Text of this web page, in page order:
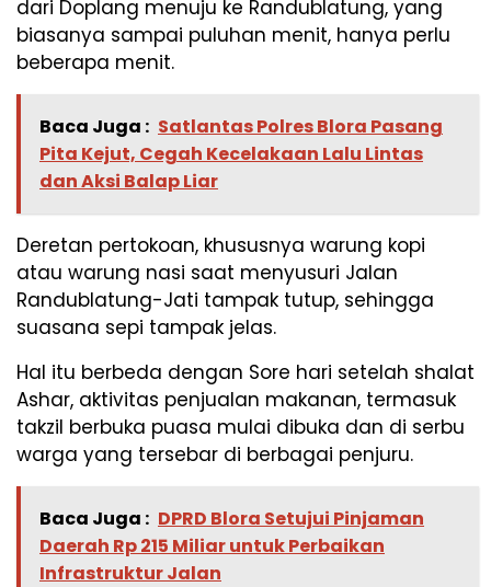
dari Doplang menuju ke Randublatung, yang
biasanya sampai puluhan menit, hanya perlu
beberapa menit.
Baca Juga : Satlantas Polres Blora Pasang
Pita Kejut, Cegah Kecelakaan Lalu Lintas
dan Aksi Balap Liar
Deretan pertokoan, khususnya warung kopi
atau warung nasi saat menyusuri Jalan
Randublatung-Jati tampak tutup, sehingga
suasana sepi tampak jelas.
Hal itu berbeda dengan Sore hari setelah shalat
Ashar, aktivitas penjualan makanan, termasuk
takzil berbuka puasa mulai dibuka dan di serbu
warga yang tersebar di berbagai penjuru.
Baca Juga : DPRD Blora Setujui Pinjaman
Daerah Rp 215 Miliar untuk Perbaikan
Infrastruktur Jalan